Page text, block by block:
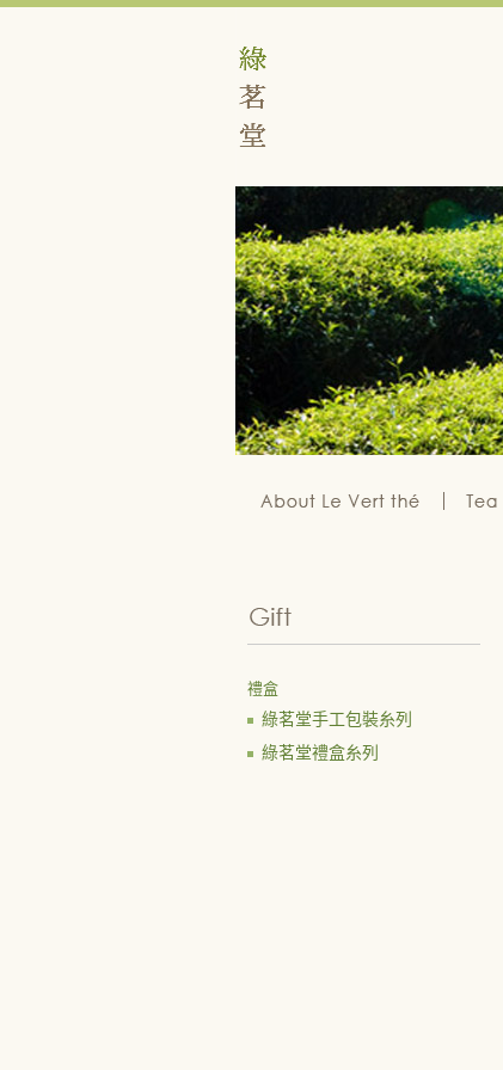
禮盒
綠茗堂手工包裝糸列
綠茗堂禮盒糸列